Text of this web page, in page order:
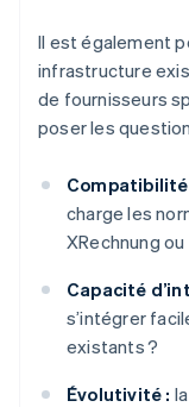
Il est également
infrastructure
de fournisseurs
poser les
charge les
XRechnung ou
Capacité
s’intégrer
existants ?
Évolutivité :